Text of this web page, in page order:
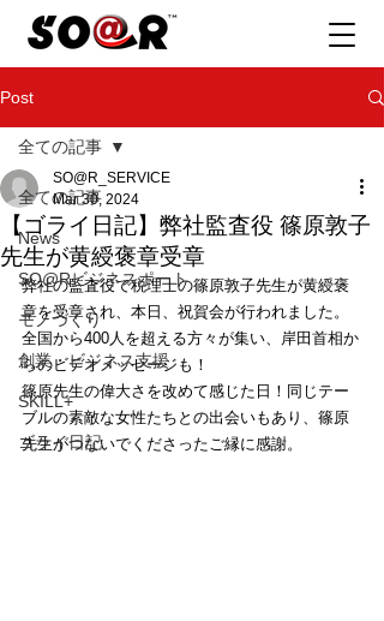
Post
全ての記事
News
SO@Rビジネスポート
モノづくり
創業・ビジネス支援
SKILL+
ゴライ日記
全ての記事
【ゴライ日記】弊社監査役 篠原敦子
先生が黄綬褒章受章
SO@R_SERVICE
Mar 30, 2024
弊社の監査役で税理士の篠原敦子先生が黄綬褒
章を受章され、本日、祝賀会が行われました。
全国から400人を超える方々が集い、岸田首相か
らのビデオメッセージも！
篠原先生の偉大さを改めて感じた日！同じテー
ブルの素敵な女性たちとの出会いもあり、篠原
先生がつないでくださったご縁に感謝。